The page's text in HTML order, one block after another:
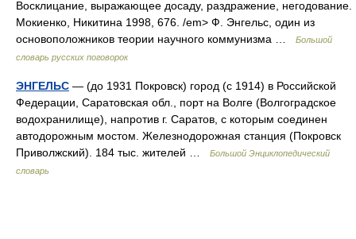
Восклицание, выражающее досаду, раздражение, негодование.
Мокиенко, Никитина 1998, 676. /em> Ф. Энгельс, один из
основоположников теории научного коммунизма …
Большой
словарь русских поговорок
ЭНГЕЛЬС — (до 1931 Покровск) город (с 1914) в Российской
Федерации, Саратовская обл., порт на Волге (Волгоградское
водохранилище), напротив г. Саратов, с которым соединен
автодорожным мостом. Железнодорожная станция (Покровск
Приволжский). 184 тыс. жителей …
Большой Энциклопедический
словарь